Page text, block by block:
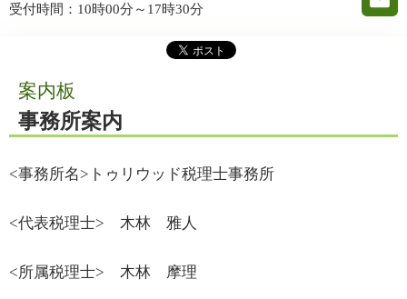
受付時間： 10時00分～17時30分
案内板
事務所案内
<事務所名>トゥリウッド税理士事務所
<代表税理士> 木林 雅人
<所属税理士> 木林 摩理